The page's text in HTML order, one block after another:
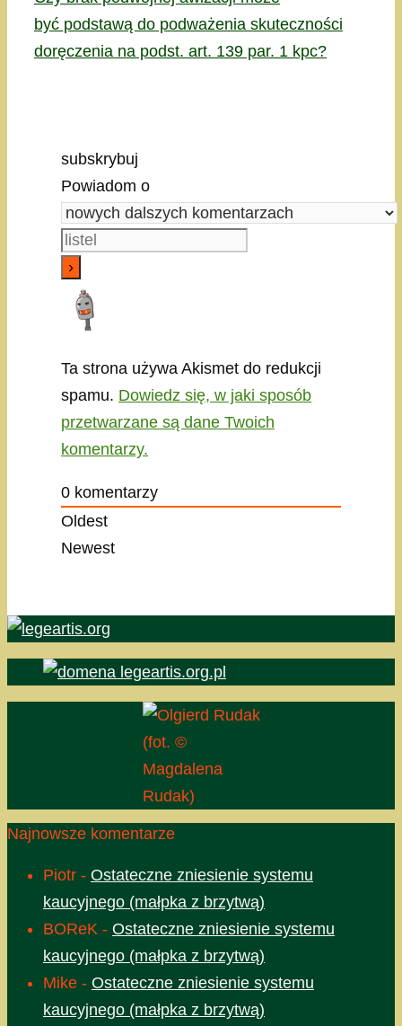
być podstawą do podważenia skuteczności
doręczenia na podst. art. 139 par. 1 kpc?
subskrybuj
Powiadom o
Ta strona używa Akismet do redukcji
spamu. Dowiedz się, w jaki sposób
przetwarzane są dane Twoich
komentarzy.
0 komentarzy
Oldest
Newest
(fot. ©
Magdalena
Rudak)
Najnowsze komentarze
Piotr - Ostateczne zniesienie systemu
kaucyjnego (małpka z brzytwą)
BOReK - Ostateczne zniesienie systemu
kaucyjnego (małpka z brzytwą)
Mike - Ostateczne zniesienie systemu
kaucyjnego (małpka z brzytwą)